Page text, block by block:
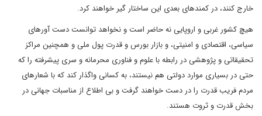
خارج کنند، در کمندهای بعدی این ساختار گیر خواهند کرد.
هیچ کشور غربی و اروپایی نه حاضر است و نخواهد توانست دست آورهای
سیاسی، اقتصادی و امنیتی، و بازار بورس و قدرت پول ملی و همچنین مراکز
تحقیقاتی و پژوهشی در رابطه با علوم و فناوری محرمانه و سری پیشرفته را که
حتی در بسیاری موارد دولتی هم نیستند، به کسانی واگذار کند که با شعارهای
مردم فریب قدرت را در دست خواهند گرفت و بی اطلاع از مناسبات جهانی در
بخش قدرت و ثروت هستند.